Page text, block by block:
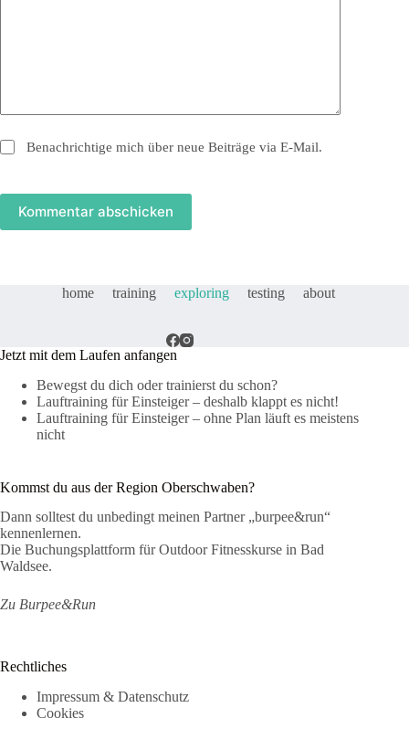
Benachrichtige mich über neue Beiträge via E-Mail.
Kommentar abschicken
home training exploring testing about
Jetzt mit dem Laufen anfangen
Bewegst du dich oder trainierst du schon?
Lauftraining für Einsteiger – deshalb klappt es nicht!
Lauftraining für Einsteiger – ohne Plan läuft es meistens
nicht
Kommst du aus der Region Oberschwaben?
Dann solltest du unbedingt meinen Partner „burpee&run“
kennenlernen.
Die Buchungsplattform für Outdoor Fitnesskurse in Bad
Waldsee.
Zu Burpee&Run
Rechtliches
Impressum & Datenschutz
Cookies